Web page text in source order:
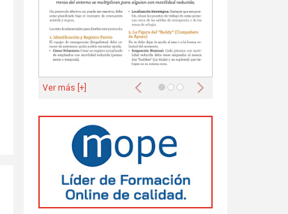
Anterior Siguiente
Ver más [+]